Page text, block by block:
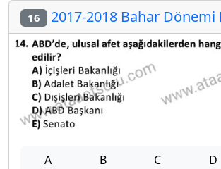
16 2017-2018 Bahar Dönemi
A B C D